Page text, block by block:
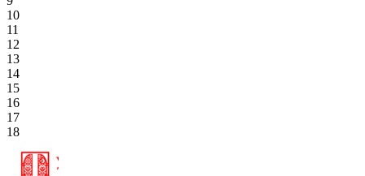
10
11
12
13
14
15
16
17
18